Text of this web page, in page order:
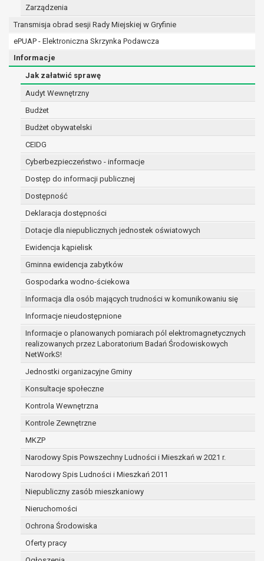
Zarządzenia
Transmisja obrad sesji Rady Miejskiej w Gryfinie
ePUAP - Elektroniczna Skrzynka Podawcza
Informacje
Jak załatwić sprawę
Audyt Wewnętrzny
Budżet
Budżet obywatelski
CEIDG
Cyberbezpieczeństwo - informacje
Dostęp do informacji publicznej
Dostępność
Deklaracja dostępności
Dotacje dla niepublicznych jednostek oświatowych
Ewidencja kąpielisk
Gminna ewidencja zabytków
Gospodarka wodno-ściekowa
Informacja dla osób mających trudności w komunikowaniu się
Informacje nieudostępnione
Informacje o planowanych pomiarach pól elektromagnetycznych
realizowanych przez Laboratorium Badań Środowiskowych
NetWorkS!
Jednostki organizacyjne Gminy
Konsultacje społeczne
Kontrola Wewnętrzna
Kontrole Zewnętrzne
MKZP
Narodowy Spis Powszechny Ludności i Mieszkań w 2021 r.
Narodowy Spis Ludności i Mieszkań 2011
Niepubliczny zasób mieszkaniowy
Nieruchomości
Ochrona Środowiska
Oferty pracy
realizacji umowy przetwarzanie odbywa się przez okres
realizacji zawartej umowy, a po tym czasie w zakresie
przypadku wyrażenia zgody na przetwarzanie danych po
rozliczeniu umowy, do czasu wycofania tej zgody.
Ponadto w przypadku umów o dofinansowanie dane
pozyskania przechowywane są przez okres wynikający z
dofinansowanie zawartej między beneficjentem a
trwałości danego projektu i konieczności zachowania
do celów kontrolnych.
W związku z przetwarzaniem przez administratora
przysługuje Pani/Panu:
prawo dostępu do treści danych oraz otrzymywania
podstawie art. 15 RODO;
prawo do żądania sprostowania danych na
w przypadku gdy:
dane są nieprawidłowe lub niekompletne;
prawo do żądania usunięcia danych osobowych
zapomnianym) na podstawie art. 17 RODO, w
dane nie są już niezbędne do celów, dla
lub w inny sposób przetwarzane,
osoba, której dane dotyczą, wniosła
przetwarzania danych osobowych,
osoba, której dane dotyczą wycofała zgodę
danych osobowych, która jest podstawą
i nie ma innej podstawy prawnej
dane osobowe przetwarzane są niezgodnie
obowiązku wynikającego z przepisów prawa;
prawo do żądania ograniczenia przetwarzania
podstawie art. 18 RODO, w przypadku gdy:
osoba, której dane dotyczą kwestionuje
osobowych – na okres pozwalający
przetwarzanie danych jest niezgodne z
której dane dotyczą, sprzeciwia się usunięciu
zamian ich ograniczenia,
administrator nie potrzebuje już danych dla
osoba, której dane dotyczą, potrzebuje ich
lub dochodzenia roszczeń,
osoba, której dane dotyczą, wniosła
uzasadnione podstawy po stronie